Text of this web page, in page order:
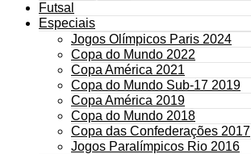
Futsal
Especiais
Jogos Olímpicos Paris 2024
Copa do Mundo 2022
Copa América 2021
Copa do Mundo Sub-17 2019
Copa América 2019
Copa do Mundo 2018
Copa das Confederações 2017
Jogos Paralímpicos Rio 2016